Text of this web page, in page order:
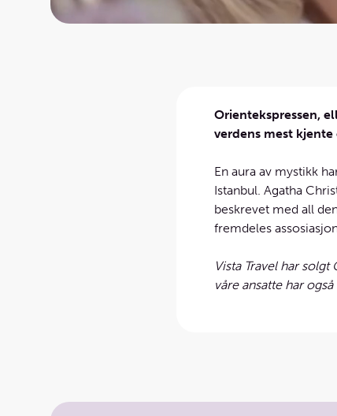
Orientekspressen,
verdens mest
En aura av mystikk
Istanbul. Agatha
beskrevet med all
fremdeles
Vista Travel har
våre ansatte har